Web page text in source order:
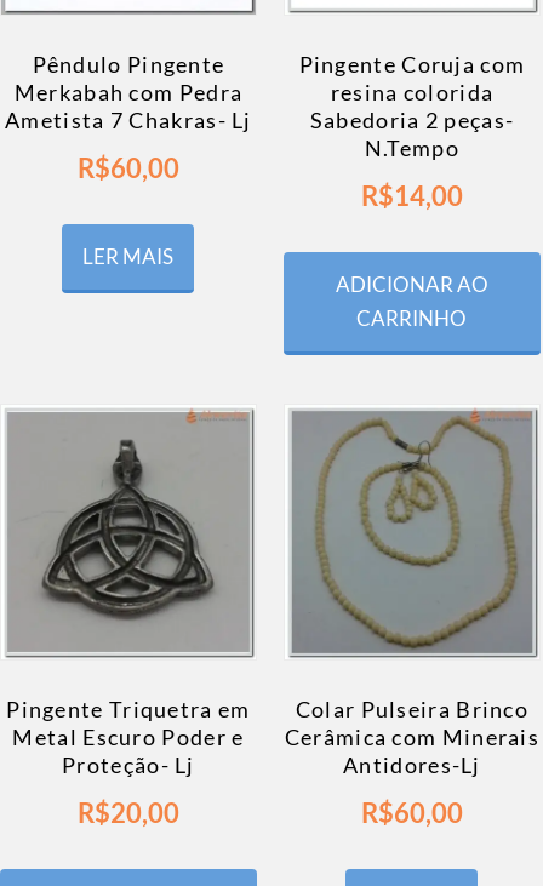
Pêndulo Pingente
Merkabah com Pedra
Ametista 7 Chakras- Lj
R$60,00
LER MAIS
Pingente Coruja com
resina colorida
Sabedoria 2 peças-
N.Tempo
R$14,00
ADICIONAR AO
CARRINHO
Pingente Triquetra em
Metal Escuro Poder e
Proteção- Lj
R$20,00
Colar Pulseira Brinco
Cerâmica com Minerais
Antidores-Lj
R$60,00